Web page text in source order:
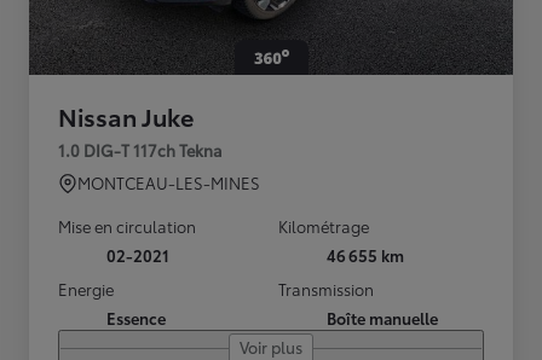
Nissan Juke
1.0 DIG-T 117ch Tekna
MONTCEAU-LES-MINES
Mise en circulation
02-2021
Kilométrage
46 655 km
Energie
Essence
Transmission
Boîte manuelle
Voir plus